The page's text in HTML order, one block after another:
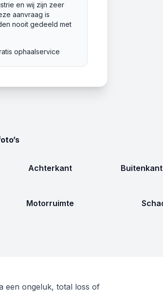
en wij zijn zeer
aanvraag is
nooit gedeeld met
ophaalservice
Achterkant
Motorruimte
een ongeluk, total loss of